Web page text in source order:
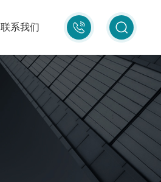
010-
87681080
联系我们